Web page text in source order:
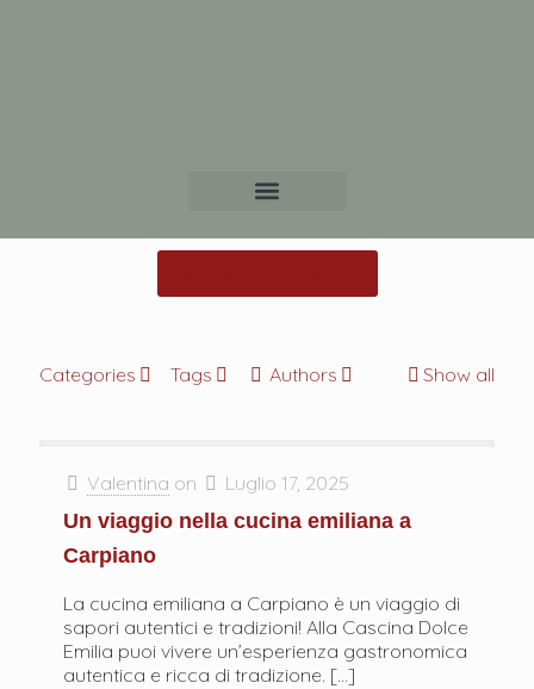
Categories Tags Authors Show all
Valentina on
Luglio 17, 2025
Un viaggio nella cucina emiliana a
Carpiano
La cucina emiliana a Carpiano è un viaggio di
sapori autentici e tradizioni! Alla Cascina Dolce
Emilia puoi vivere un’esperienza gastronomica
autentica e ricca di tradizione. […]